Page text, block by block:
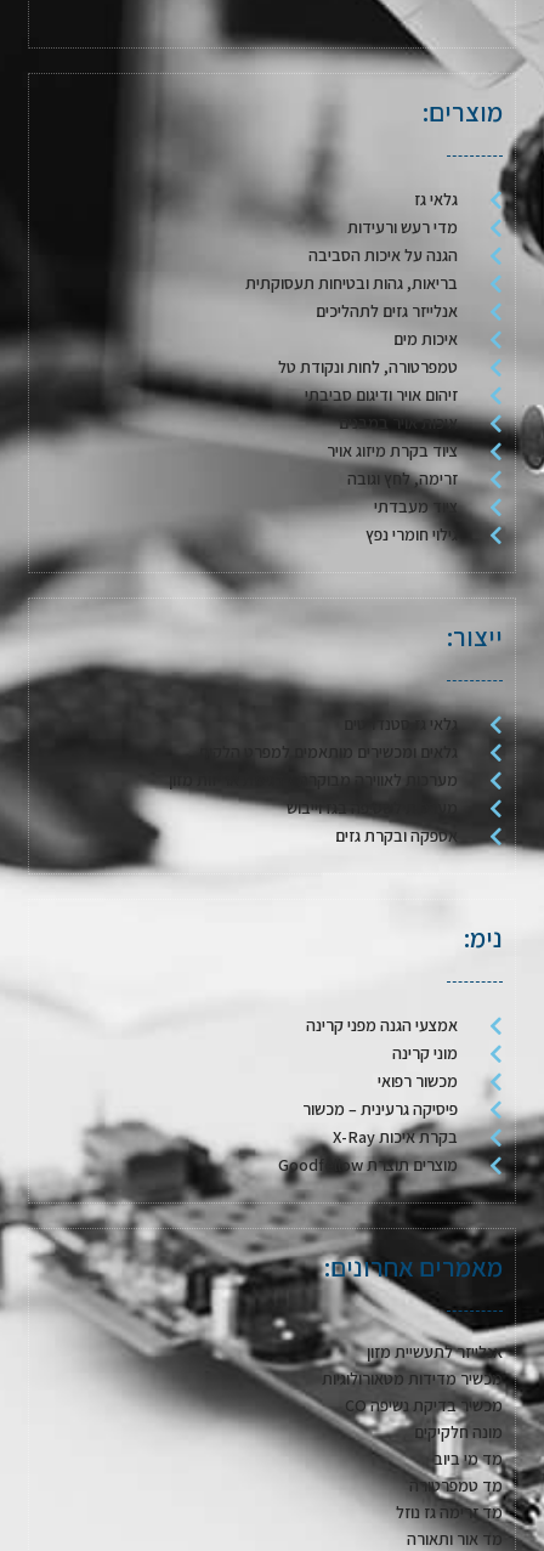
מוצרים:
גלאי גז
מדי רעש ורעידות
הגנה על איכות הסביבה
בריאות, גהות ובטיחות תעסוקתית
אנלייזר גזים לתהליכים
איכות מים
טמפרטורה, לחות ונקודת טל
זיהום אויר ודיגום סביבתי
איכות אויר במבנים
ציוד בקרת מיזוג אויר
זרימה, לחץ וגובה
ציוד מעבדתי
גילוי חומרי נפץ
ייצור:
גלאי גז סטנדרטים
גלאים ומכשירים מותאמים למפרט הלקוח
מערכות לאווירה מבוקרת / דגימת אריזות מזון
מערכות לשטיפה בגז וייבוש
אספקה ובקרת גזים
נימ:
אמצעי הגנה מפני קרינה
מוני קרינה
מכשור רפואי
פיסיקה גרעינית – מכשור
בקרת איכות X-Ray
מוצרים תוצרת Goodfellow
מאמרים אחרונים:
אנלייזר לתעשיית מזון
מכשיר מדידות מטאורולוגיות
מכשיר בדיקת נשיפה CO
מונה חלקיקים
מד מי ביוב
מד טמפרטורה
מד זרימה גז נוזל
מד אור ותאורה